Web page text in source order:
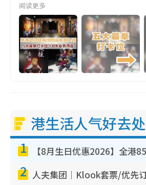
阅读更多
港生活人气好去处
1
2